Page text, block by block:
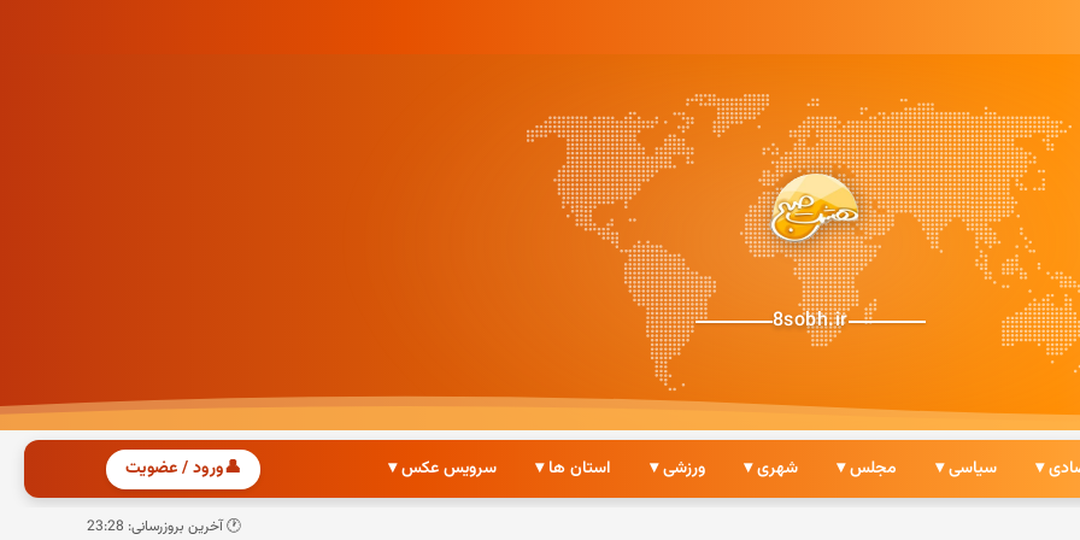
8sobh.ir
▾ سیاسی ▾ مجلس ▾ شهری ▾ ورزشی ▾ استان ها ▾ سرویس عکس ▾ 👤ورود / عضویت
🕐 آخرین بروزرسانی: 23:28